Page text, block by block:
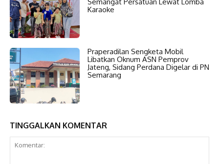
Karaoke
Praperadilan Sengketa Mobil
Libatkan Oknum ASN Pemprov
Jateng, Sidang Perdana Digelar di PN
Semarang
TINGGALKAN KOMENTAR